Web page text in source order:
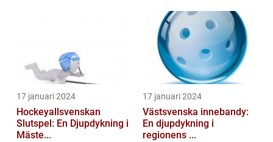
17 januari 2024
Hockeyallsvenskan
Slutspel: En Djupdykning i
Mäste...
17 januari 2024
Västsvenska innebandy:
En djupdykning i
regionens ...